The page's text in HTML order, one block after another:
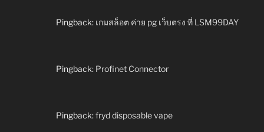
Pingback: เกมสล็อต ค่าย pg เว็บตรง ที่ LSM99DAY
Pingback: Profinet Connector
Pingback:fryd disposable vape